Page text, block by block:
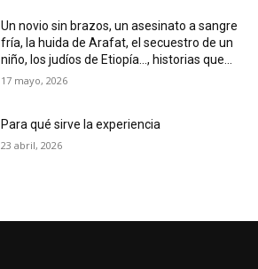
Un novio sin brazos, un asesinato a sangre
fría, la huida de Arafat, el secuestro de un
niño, los judíos de Etiopía…, historias que...
17 mayo, 2026
Para qué sirve la experiencia
23 abril, 2026